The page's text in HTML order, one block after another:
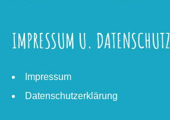
IMPRESSUM U. DATENSCHUTZ
Impressum
Datenschutzerklärung